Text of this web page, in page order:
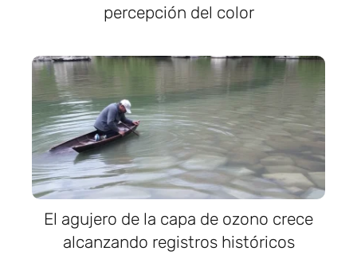
percepción del color
El agujero de la capa de ozono crece
alcanzando registros históricos